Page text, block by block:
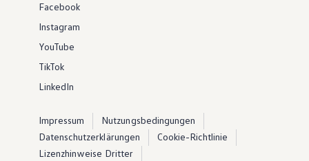
Facebook
Instagram
YouTube
TikTok
LinkedIn
Impressum
Nutzungsbedingungen
Datenschutzerklärungen
Cookie-Richtlinie
Lizenzhinweise Dritter